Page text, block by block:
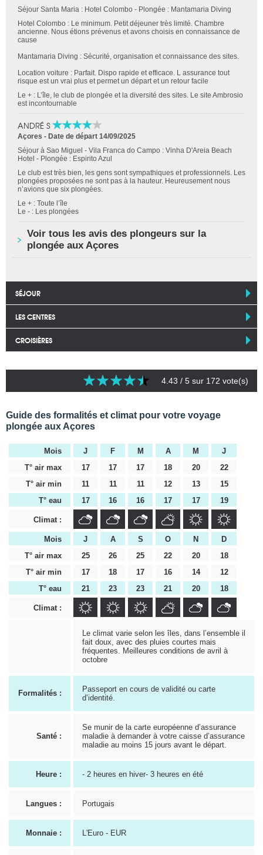
Séjour Santa Maria : Hotel Colombo - Plongée : Mantamaria Diving
Hotel Colombo : Le minimum. Petit déjeuner très limité. Chambre
ancienne. Nous étions prévenus et avons choisis en connaissance de
cause
Mantamaria Diving : Sécurité, organisation et connaissance des sites.
Location voiture : Parfait. Dispo rapide et efficace. L assurance tout
risque est un vrai plus et permet un départ et un retour facile
Le + : L’île, le club de plongée et la diversité des sites. Le site Ambrosio
est incontournable
ANDRÉ S
Açores - Date de départ 14/09/2025
Séjour à Sao Miguel - Vila Franca do Campo : Vinha D'Areia Beach
Hotel - Plongée : Espirito Azul
Le club est très bien, les gens sont sympathiques et professionnels. Les
plongées proposées ne sont pas à la hauteur. Heureusement nous
n’avions que six plongées.
Le + : Toute l’île
Le - : Les plongées
Voir tous les avis des plongeurs sur la
plongée aux Açores
SÉJOUR
LES CENTRES
CROISIÈRES
4.43 / 5 sur 172 vote(s)
Guide des formalités et climat pour votre voyage
plongée aux Açores
Mois J F M A M
J
T° air max
17 17 17 18 20
22
T° air min
11 11 11 12 13
15
T° eau
17 16 16 17 17 19
Climat :
Mois J A S O N
D
T° air max
25 26 25 22 20
18
T° air min
17 18 17 16 14
12
T° eau
21 23 23 21 20 18
Climat :
Le climat varie selon les îles, dans l’ensemble il
fait doux, avec des pluies courtes mais
fréquentes. Meilleures conditions de avril à
octobre
Formalités :
Passeport en cours de validité ou carte
d’identité.
Santé :
Se munir de la carte européenne d’assurance
maladie à demander à votre caisse d’assurance
maladie au moins 15 jours avant le départ.
Heure : - 2 heures en hiver- 3 heures en été
Langues : Portugais
Monnaie : L'Euro - EUR